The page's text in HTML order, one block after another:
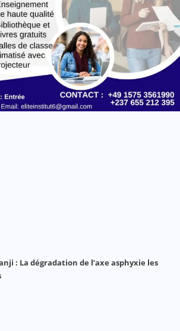
: La dégradation de l’axe asphyxie les